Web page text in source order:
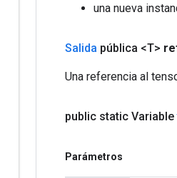
una nueva
Salida pública <T>
Una referencia al
public static Variable
Parámetros